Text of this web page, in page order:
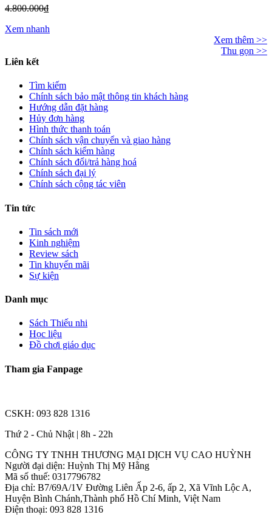
4.800.000₫
Xem nhanh
Xem thêm >>
Thu gọn >>
Liên kết
Tìm kiếm
Chính sách bảo mật thông tin khách hàng
Hướng dẫn đặt hàng
Hủy đơn hàng
Hình thức thanh toán
Chính sách vận chuyển và giao hàng
Chính sách kiểm hàng
Chính sách đổi/trả hàng hoá
Chính sách đại lý
Chính sách cộng tác viên
Tin tức
Tin sách mới
Kinh nghiệm
Review sách
Tin khuyến mãi
Sự kiện
Danh mục
Sách Thiếu nhi
Học liệu
Đồ chơi giáo dục
Tham gia Fanpage
CSKH: 093 828 1316
Thứ 2 - Chủ Nhật | 8h - 22h
CÔNG TY TNHH THƯƠNG MẠI DỊCH VỤ CAO HUỲNH
Người đại diện: Huỳnh Thị Mỹ Hằng
Mã số thuế: 0317796782
Địa chỉ: B7/69A/1V Đường Liên Ấp 2-6, ấp 2, Xã Vĩnh Lộc A,
Huyện Bình Chánh,Thành phố Hồ Chí Minh, Việt Nam
Điện thoại: 093 828 1316